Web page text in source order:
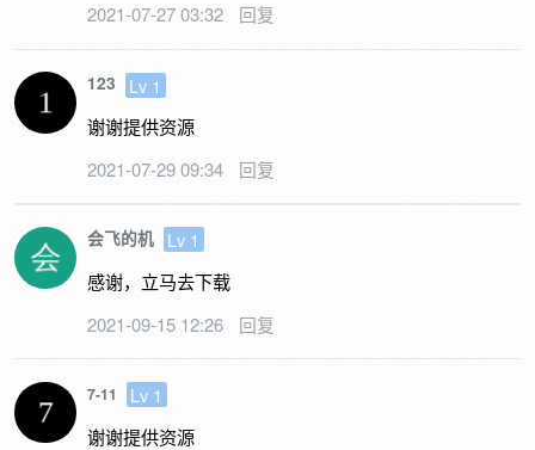
2021-07-27 03:32
回复
123
Lv 1
谢谢提供资源
2021-07-29 09:34
回复
会飞的机
Lv 1
感谢，立马去下载
2021-09-15 12:26
回复
7-11
Lv 1
谢谢提供资源